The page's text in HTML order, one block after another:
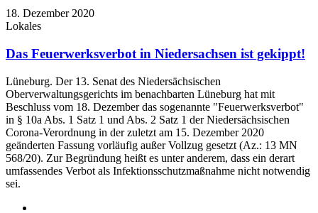
18. Dezember 2020
Lokales
Das Feuerwerksverbot in Niedersachsen ist gekippt!
Lüneburg. Der 13. Senat des Niedersächsischen
Oberverwaltungsgerichts im benachbarten Lüneburg hat mit
Beschluss vom 18. Dezember das sogenannte "Feuerwerksverbot"
in § 10a Abs. 1 Satz 1 und Abs. 2 Satz 1 der Niedersächsischen
Corona-Verordnung in der zuletzt am 15. Dezember 2020
geänderten Fassung vorläufig außer Vollzug gesetzt (Az.: 13 MN
568/20). Zur Begründung heißt es unter anderem, dass ein derart
umfassendes Verbot als Infektionsschutzmaßnahme nicht notwendig
sei.